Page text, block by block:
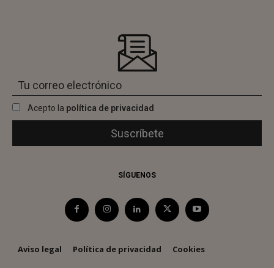
Acepto la política de privacidad
SÍGUENOS
Aviso legal Política de privacidad Cookies